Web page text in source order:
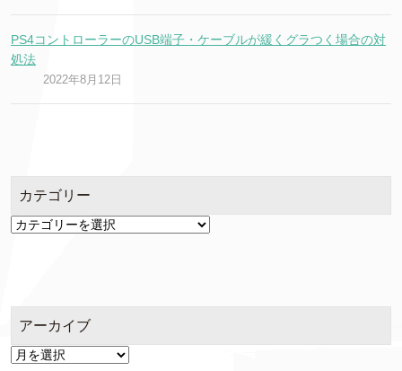
PS4コントローラーのUSB端子・ケーブルが緩くグラつく場合の対
処法
2022年8月12日
カテゴリー
カ
ー
アーカイブ
ア